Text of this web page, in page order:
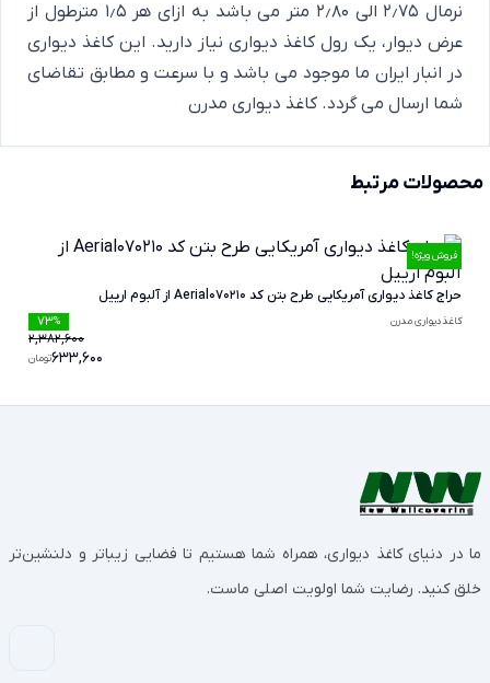
نرمال 2٫75 الی 2٫80 متر می باشد به ازای هر 1٫5 مترطول از
عرض دیوار، یک رول کاغذ دیواری نیاز دارید. این کاغذ دیواری
در انبار ایران ما موجود می باشد و با سرعت و مطابق تقاضای
شما ارسال می گردد.کاغذ دیواری مدرن
محصولات مرتبط
فروش ویژه!
حراج کاغذ دیواری آمریکایی طرح بتن کد Aerial070210 از آلبوم ارییل
کاغذدیواری مدرن %
73
2,382,600
تومان633,600
ما در دنیای کاغذ دیواری، همراه شما هستیم تا فضایی زیباتر و دلنشین‌تر
خلق کنید. رضایت شما اولویت اصلی ماست.